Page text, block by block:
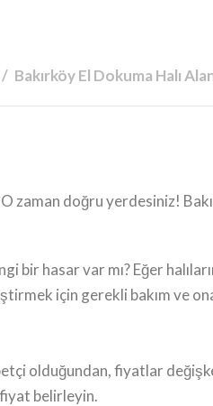
Bakırköy El Dokuma Halı
zaman doğru yerdesiniz!
bir hasar var mı? Eğer
için gerekli bakım ve
olduğundan, fiyatlar
fiyat belirleyin.